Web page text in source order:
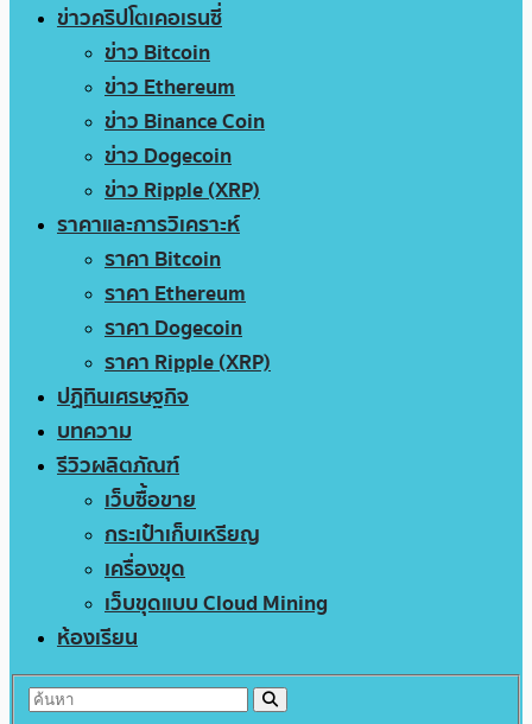
ข่าวคริปโตเคอเรนซี่
ข่าว Bitcoin
ข่าว Ethereum
ข่าว Binance Coin
ข่าว Dogecoin
ข่าว Ripple (XRP)
ราคาและการวิเคราะห์
ราคา Bitcoin
ราคา Ethereum
ราคา Dogecoin
ราคา Ripple (XRP)
ปฏิทินเศรษฐกิจ
บทความ
รีวิวผลิตภัณฑ์
เว็บซื้อขาย
กระเป๋าเก็บเหรียญ
เครื่องขุด
เว็บขุดแบบ Cloud Mining
ห้องเรียน